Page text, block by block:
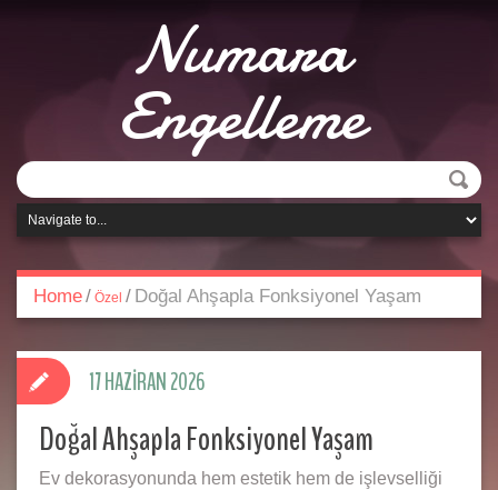
Numara
Engelleme
Home/ Özel / Doğal Ahşapla Fonksiyonel Yaşam
Doğal Ahşapla Fonksiyonel Yaşam
Ev dekorasyonunda hem estetik hem de işlevselliği
17 HAZIRAN 2026